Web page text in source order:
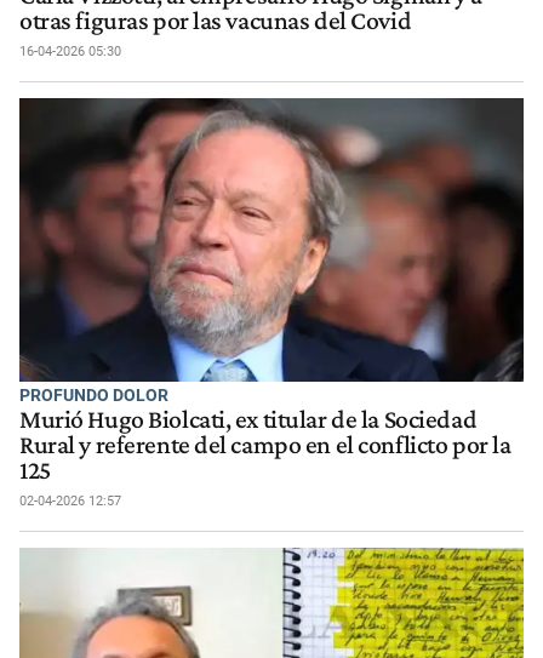
otras figuras por las vacunas del Covid
16-04-2026 05:30
PROFUNDO DOLOR
Murió Hugo Biolcati, ex titular de la Sociedad
Rural y referente del campo en el conflicto por la
125
02-04-2026 12:57